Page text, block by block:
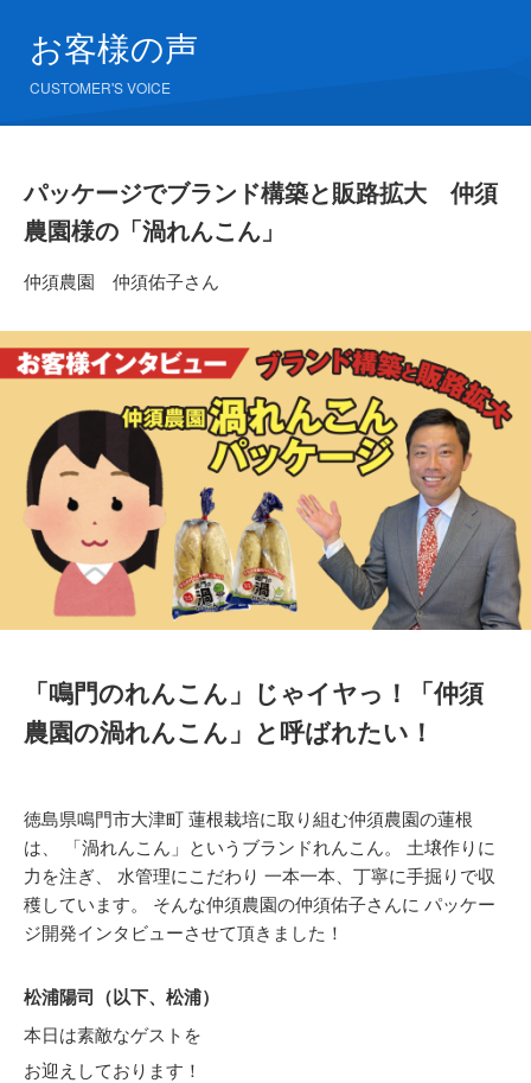
お客様の声
CUSTOMER'S VOICE
パッケージでブランド構築と販路拡大 仲須
農園様の「渦れんこん」
仲須農園 仲須佑子さん
「鳴門のれんこん」じゃイヤっ！「仲須
農園の渦れんこん」と呼ばれたい！
徳島県鳴門市大津町 蓮根栽培に取り組む仲須農園の蓮根
は、 「渦れんこん」というブランドれんこん。 土壌作りに
力を注ぎ、 水管理にこだわり 一本一本、丁寧に手掘りで収
穫しています。 そんな仲須農園の仲須佑子さんに パッケー
ジ開発インタビューさせて頂きました！
松浦陽司（以下、松浦）
本日は素敵なゲストを
お迎えしております！